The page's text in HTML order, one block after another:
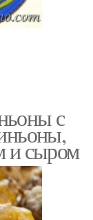
с
и сыром